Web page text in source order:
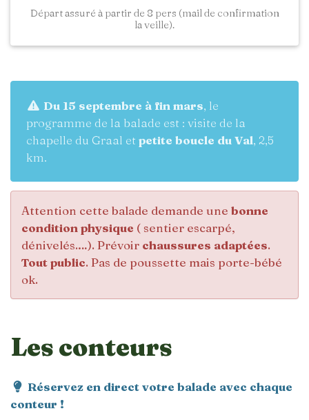
Départ assuré à partir de 8 pers (mail de confirmation
la veille).
Du 15 septembre à fin mars, le
programme de la balade est : visite de la
chapelle du Graal et petite boucle du Val, 2,5
km.
Attention cette balade demande une bonne
condition physique ( sentier escarpé,
dénivelés.…). Prévoir chaussures adaptées.
Tout public. Pas de poussette mais porte-bébé
ok.
Les conteurs
Réservez en direct votre balade avec chaque
conteur !